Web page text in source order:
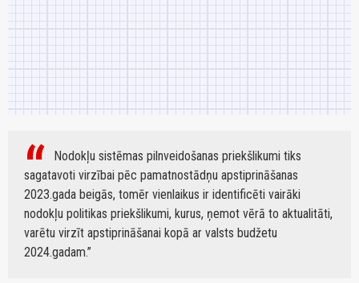
Nodokļu sistēmas pilnveidošanas priekšlikumi tiks
sagatavoti virzībai pēc pamatnostādņu apstiprināšanas
2023.gada beigās, tomēr vienlaikus ir identificēti vairāki
nodokļu politikas priekšlikumi, kurus, ņemot vērā to aktualitāti,
varētu virzīt apstiprināšanai kopā ar valsts budžetu
2024.gadam.